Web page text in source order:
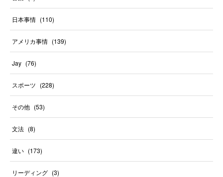
日本事情 (110)
アメリカ事情 (139)
Jay (76)
スポーツ (228)
その他 (53)
文法 (8)
違い (173)
リーディング (3)